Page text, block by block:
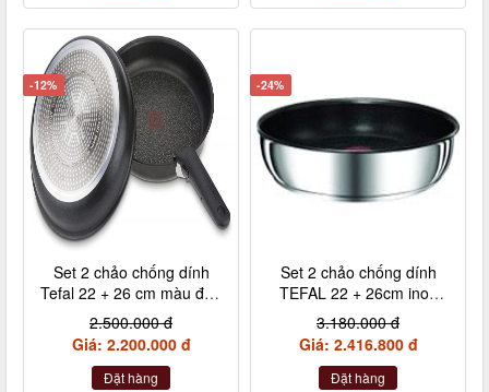
-12%
Set 2 chảo chống dính
Tefal 22 + 26 cm màu đen
cán rời L65091
2.500.000 đ
Giá: 2.200.000 đ
Đặt hàng
-24%
Set 2 chảo chống dính
TEFAL 22 + 26cm inox
cán rời L94090
3.180.000 đ
Giá: 2.416.800 đ
Đặt hàng